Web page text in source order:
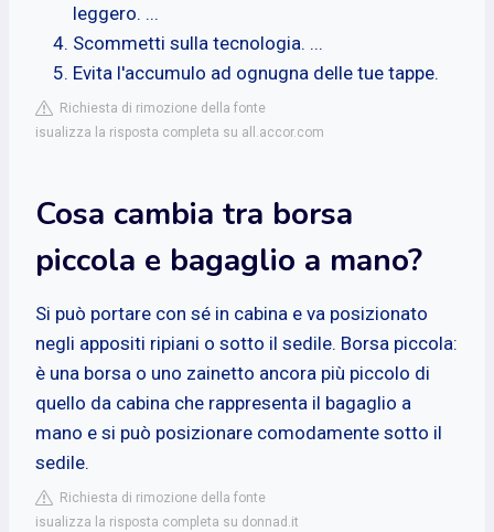
leggero. ...
Scommetti sulla tecnologia. ...
Evita l'accumulo ad ognugna delle tue tappe.
Richiesta di rimozione della fonte
isualizza la risposta completa su all.accor.com
Cosa cambia tra borsa
piccola e bagaglio a mano?
Si può portare con sé in cabina e va posizionato
negli appositi ripiani o sotto il sedile. Borsa piccola:
è una borsa o uno zainetto ancora più piccolo di
quello da cabina che rappresenta il bagaglio a
mano e si può posizionare comodamente sotto il
sedile.
Richiesta di rimozione della fonte
isualizza la risposta completa su donnad.it